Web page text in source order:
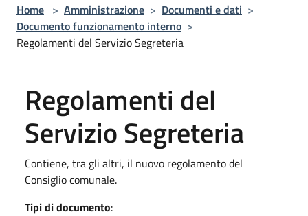
Home > Amministrazione > Documenti e dati >
Documento funzionamento interno >
Regolamenti del Servizio Segreteria
Regolamenti del
Servizio Segreteria
Contiene, tra gli altri, il nuovo regolamento del
Consiglio comunale.
Tipi di documento: